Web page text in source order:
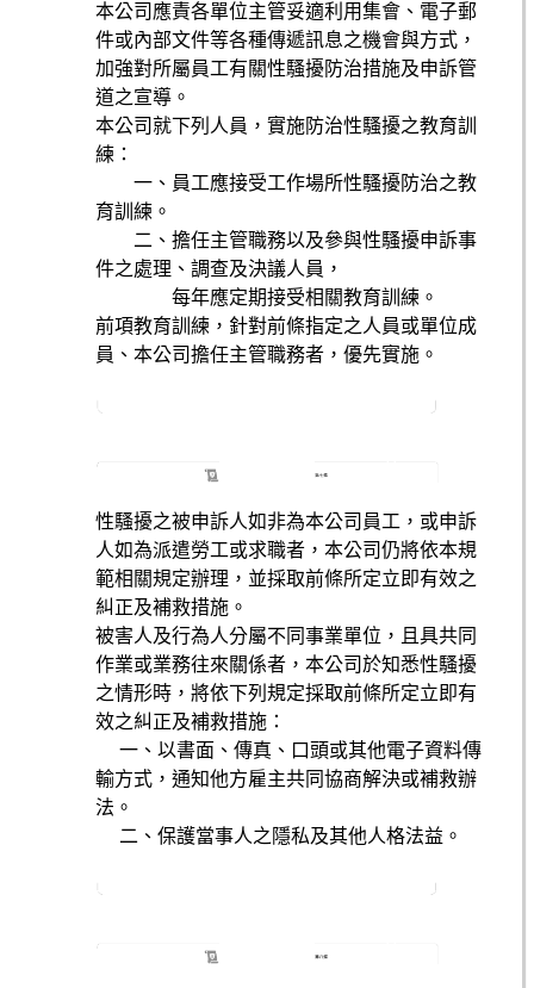
本公司應責各單位主管妥適利用集會、電子郵
件或內部文件等各種傳遞訊息之機會與方式，
加強對所屬員工有關性騷擾防治措施及申訴管
道之宣導。
本公司就下列人員，實施防治性騷擾之教育訓
練：
一、員工應接受工作場所性騷擾防治之教
育訓練。
二、擔任主管職務以及參與性騷擾申訴事
件之處理、調查及決議人員，
每年應定期接受相關教育訓練。
前項教育訓練，針對前條指定之人員或單位成
員、本公司擔任主管職務者，優先實施。
性騷擾之被申訴人如非為本公司員工，或申訴
人如為派遣勞工或求職者，本公司仍將依本規
範相關規定辦理，並採取前條所定立即有效之
糾正及補救措施。
被害人及行為人分屬不同事業單位，且具共同
作業或業務往來關係者，本公司於知悉性騷擾
之情形時，將依下列規定採取前條所定立即有
效之糾正及補救措施：
一、以書面、傳真、口頭或其他電子資料傳
輸方式，通知他方雇主共同協商解決或補救辦
法。
二、保護當事人之隱私及其他人格法益。